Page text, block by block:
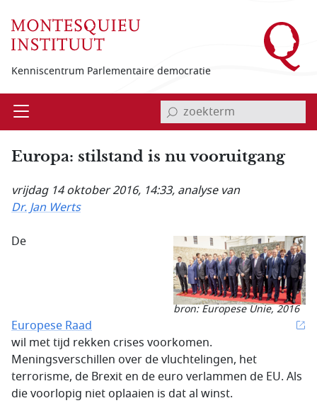
Kenniscentrum Parlementaire democratie
Open invoerveld zoekterm
Europa: stilstand is nu vooruitgang
vrijdag 14 oktober 2016, 14:33, analyse van
Dr. Jan Werts
bron: Europese Unie, 2016
De
Europese Raad
wil met tijd rekken crises voorkomen.
Meningsverschillen over de vluchtelingen, het
terrorisme, de Brexit en de euro verlammen de EU. Als
die voorlopig niet oplaaien is dat al winst.